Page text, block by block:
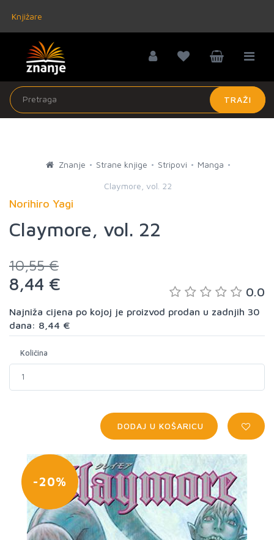
Knjižare
TRAŽI
Znanje Strane knjige Stripovi Manga
Claymore, vol. 22
Norihiro Yagi
Claymore, vol. 22
10,55 €
8,44 € 0.0
Najniža cijena po kojoj je proizvod prodan u zadnjih 30
dana: 8,44 €
Količina
DODAJ U KOŠARICU
-20%